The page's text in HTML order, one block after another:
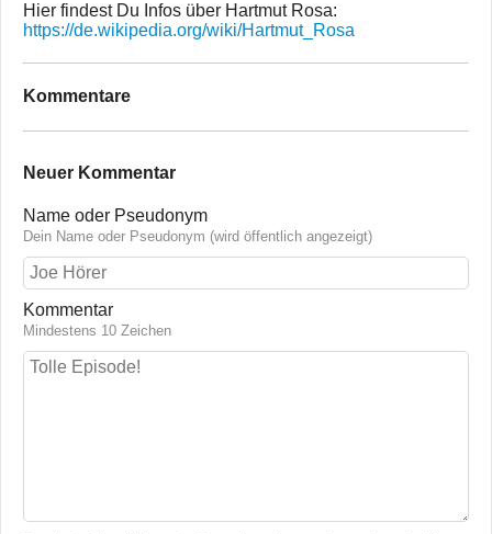
Hier findest Du Infos über Hartmut Rosa:
https://de.wikipedia.org/wiki/Hartmut_Rosa
Kommentare
Neuer Kommentar
Name oder Pseudonym
Dein Name oder Pseudonym (wird öffentlich angezeigt)
Kommentar
Mindestens 10 Zeichen